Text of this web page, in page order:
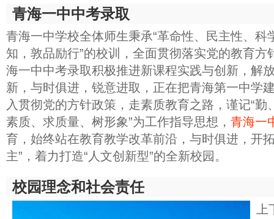
青海一中中考录取
青海一中学校全体师生秉承“革命性、民主性、科
知，敦品励行”的校训，全面贯彻落实党的教育
海一中中考录取积极推进新课程实践与创新，解
新，与时俱进，锐意进取，正在把青海第一中学
入贯彻党的方针政策，走素质教育之路，谨记“勤
素质、求质量、树形象”为工作指导思想， 青海一
育，始终站在教育教学改革前沿，与时俱进，开
主”，着力打造“人文创新型”的全新校园。
校园理念和社会责任